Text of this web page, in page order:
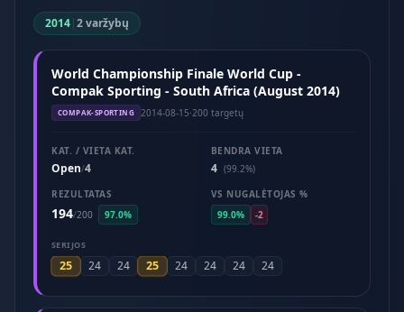
2014|2 varžybų
World Championship Finale World Cup -
Compak Sporting - South Africa (August 2014)
COMPAK-SPORTING 2014-08-15·200 targetų
KAT. / VIETA KAT.
Open/4
BENDRA VIETA
4 (99.2%)
REZULTATAS
194/200 97.0%
VS NUGALĖTOJAS %
99.0%
-2
SERIJOS
25 24 24 25 24 24 24 24